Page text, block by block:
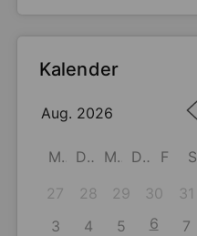
Kalender
Aug. 2026
M D M D F S
27
28 29 30 31
3
4 5 6 7